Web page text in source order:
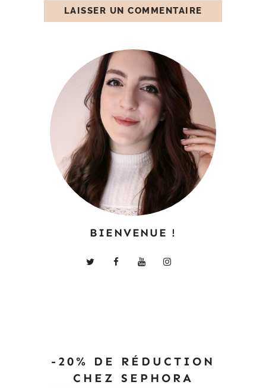
BIENVENUE !
-20% DE RÉDUCTION
CHEZ SEPHORA